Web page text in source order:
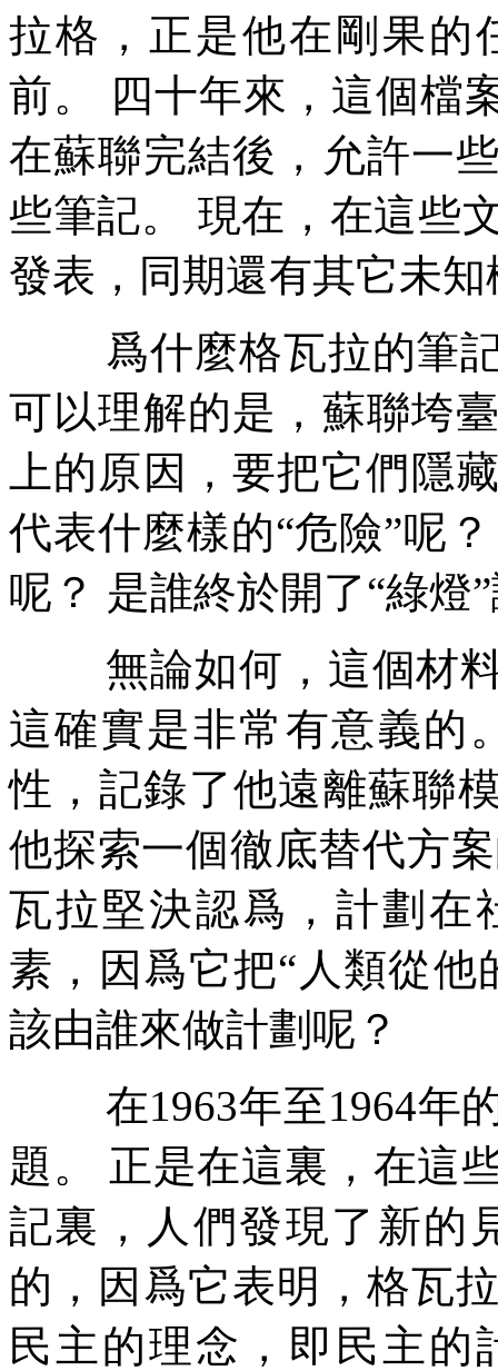
拉格，正是他在剛果的
前。
四十年來，這個檔
在蘇聯完結後，允許一
些筆記。
現在，在這些
發表，同期還有其它未知
爲什麼格瓦拉的筆
可以理解的是，蘇聯垮
上的原因，要把它們隱
代表什麼樣的“危險”呢？
呢？ 是誰終於開了“綠燈”
無論如何，這個材
這確實是非常有意義的
性，記錄了他遠離蘇聯
他探索一個徹底替代方
瓦拉堅決認爲，計劃在
素，因爲它把“ 人類從他
該由誰來做計劃呢？
在1963年至1964年
題。
正是在這裏，在這
記裏，人們發現了新的
的，因爲它表明，格瓦
民主的理念，即民主